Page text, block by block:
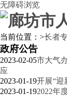
无障碍浏览
当前位置： >长者
政府公告
2023-02-05市大气
应
2023-01-19开展“迎
2023-01-192022年